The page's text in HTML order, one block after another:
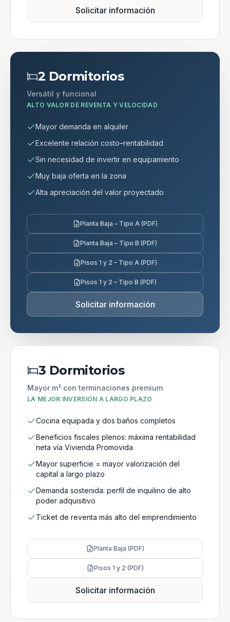
Solicitar información
2 Dormitorios
Versátil y funcional
ALTO VALOR DE REVENTA Y VELOCIDAD
Mayor demanda en alquiler
Excelente relación costo–rentabilidad
Sin necesidad de invertir en equipamiento
Muy baja oferta en la zona
Alta apreciación del valor proyectado
Planta Baja – Tipo A (PDF)
Planta Baja – Tipo B (PDF)
Pisos 1 y 2 – Tipo A (PDF)
Pisos 1 y 2 – Tipo B (PDF)
Solicitar información
3 Dormitorios
Mayor m² con terminaciones premium
LA MEJOR INVERSIÓN A LARGO PLAZO
Cocina equipada y dos baños completos
Beneficios fiscales plenos: máxima rentabilidad
neta vía Vivienda Promovida
Mayor superficie = mayor valorización del
capital a largo plazo
Demanda sostenida: perfil de inquilino de alto
poder adquisitivo
Ticket de reventa más alto del emprendimiento
Planta Baja (PDF)
Pisos 1 y 2 (PDF)
Solicitar información